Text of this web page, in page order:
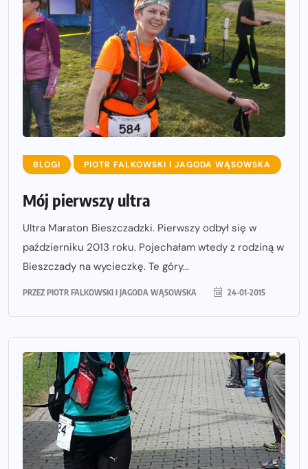
BLOGI PIOTR FALKOWSKI I JAGODA WĄSOWSKA
Mój pierwszy ultra
Ultra Maraton Bieszczadzki. Pierwszy odbył się w
październiku 2013 roku. Pojechałam wtedy z rodziną w
Bieszczady na wycieczkę. Te góry...
PRZEZ PIOTR FALKOWSKI I JAGODA WĄSOWSKA 24-01-2015